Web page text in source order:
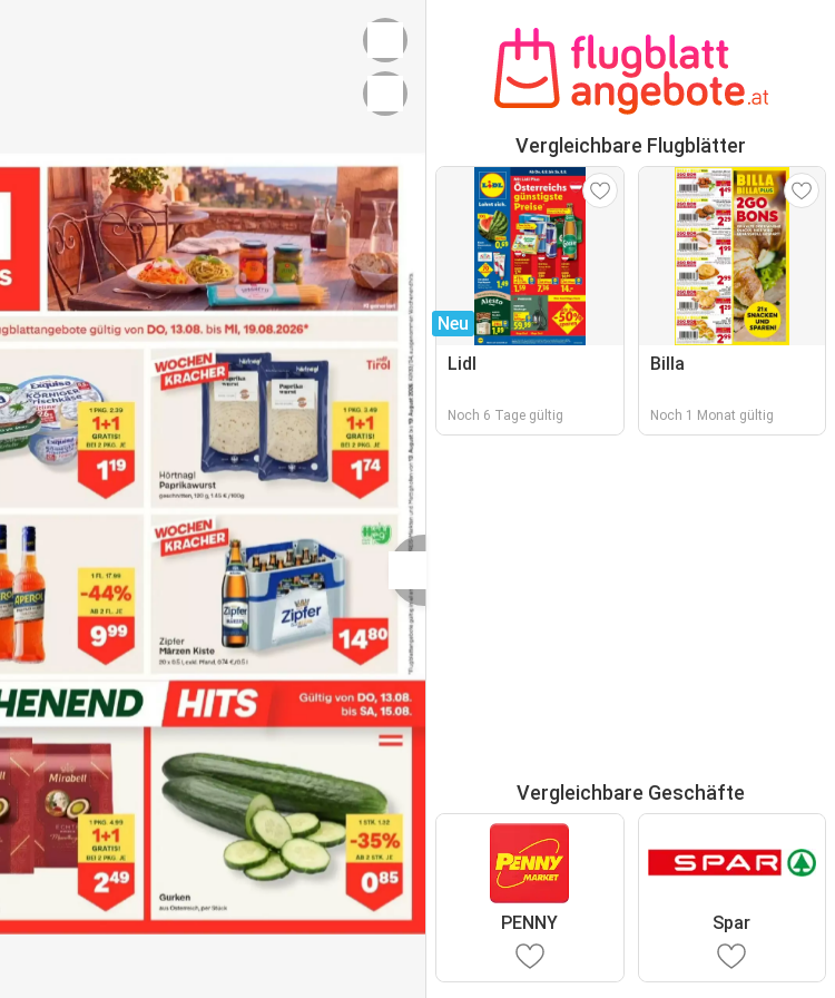
Vergleichbare Flugblätter
Neu
Lidl
Noch 6 Tage gültig
Billa
Noch 1 Monat gültig
Vergleichbare Geschäfte
PENNY Spar